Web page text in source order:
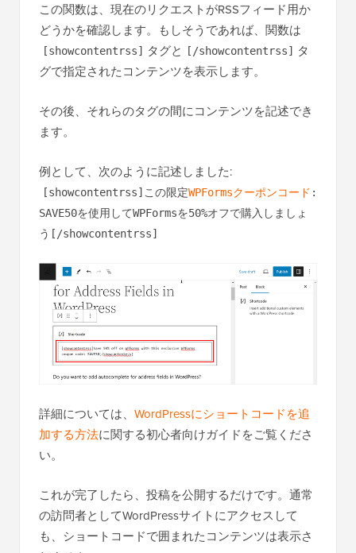
この関数は、現在のリクエストがRSSフィード用か
どうかを確認します。もしそうであれば、関数は
[showcontentrss] タグと [/showcontentrss]
タ
グで指定されたコンテンツを表示します。
その後、それらのタグの間にコンテンツを記述でき
ます。
例として、次のように記述しました:
[showcontentrss]この限定WPFormsクーポンコード :
SAVE50を使用してWPFormsを50%オフで購入しましょ
う[/showcontentrss]
詳細については、 WordPressにショートコードを追
加する方法に関する初心者向けガイドをご覧くださ
い。
これが完了したら、投稿を公開するだけです。通常
の訪問者としてWordPressサイトにアクセスして
も、ショートコードで囲まれたコンテンツは表示さ